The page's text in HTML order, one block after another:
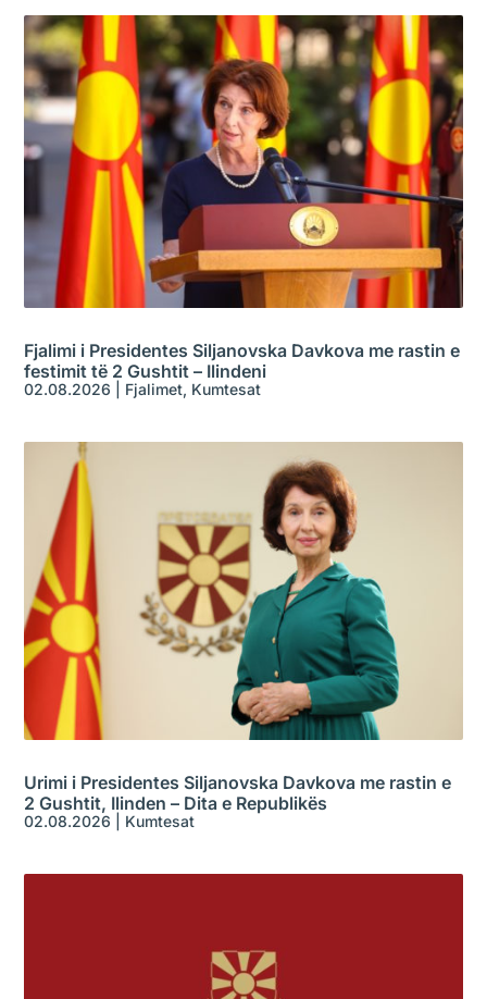
Fjalimi i Presidentes Siljanovska Davkova me rastin e
festimit të 2 Gushtit – Ilindeni
02.08.2026 Fjalimet, Kumtesat
Urimi i Presidentes Siljanovska Davkova me rastin e
2 Gushtit, Ilinden – Dita e Republikës
02.08.2026 Kumtesat